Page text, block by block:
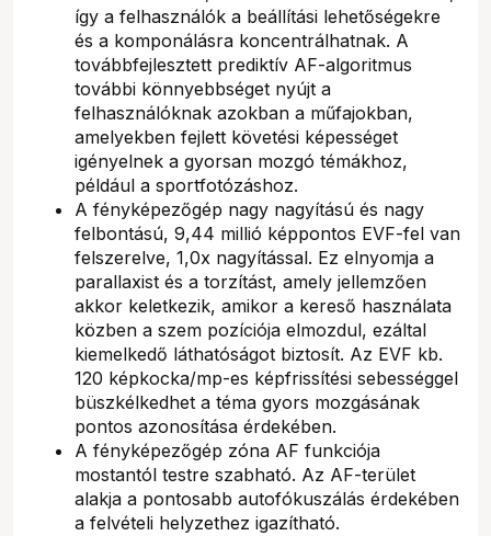
így a felhasználók a beállítási lehetőségekre
és a komponálásra koncentrálhatnak. A
továbbfejlesztett prediktív AF-algoritmus
további könnyebbséget nyújt a
felhasználóknak azokban a műfajokban,
amelyekben fejlett követési képességet
igényelnek a gyorsan mozgó témákhoz,
például a sportfotózáshoz.
A fényképezőgép nagy nagyítású és nagy
felbontású, 9,44 millió képpontos EVF-fel van
felszerelve, 1,0x nagyítással. Ez elnyomja a
parallaxist és a torzítást, amely jellemzően
akkor keletkezik, amikor a kereső használata
közben a szem pozíciója elmozdul, ezáltal
kiemelkedő láthatóságot biztosít. Az EVF kb.
120 képkocka/mp-es képfrissítési sebességgel
büszkélkedhet a téma gyors mozgásának
pontos azonosítása érdekében.
A fényképezőgép zóna AF funkciója
mostantól testre szabható. Az AF-terület
alakja a pontosabb autofókuszálás érdekében
a felvételi helyzethez igazítható.